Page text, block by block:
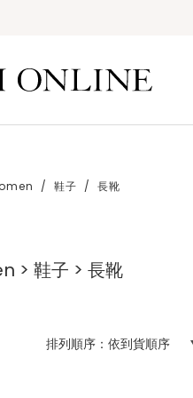
鞋子 長靴
> 鞋子 > 長靴
排列順序：依到貨順序